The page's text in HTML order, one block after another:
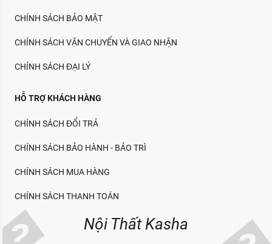
CHÍNH SÁCH BẢO MẬT
CHÍNH SÁCH VẬN CHUYỂN VÀ GIAO NHẬN
CHÍNH SÁCH ĐẠI LÝ
HỖ TRỢ KHÁCH HÀNG
CHÍNH SÁCH ĐỔI TRẢ
CHÍNH SÁCH BẢO HÀNH - BẢO TRÌ
CHÍNH SÁCH MUA HÀNG
CHÍNH SÁCH THANH TOÁN
Nội Thất Kasha